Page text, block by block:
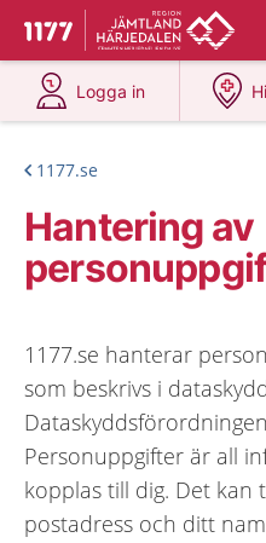
Till startsidan för 1177
Du har valt region
Logga in
på 1177.se
1177.se
Hantering av
1177.se hanterar
som beskrivs i
Personuppgifter är all
kopplas till dig. Det kan
postadress och ditt